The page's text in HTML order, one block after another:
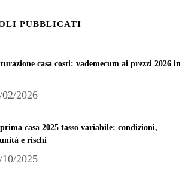
PUBBLICATI
casa costi: vademecum ai prezzi 2026 in
02/2026
casa 2025 tasso variabile: condizioni,
e rischi
10/2025